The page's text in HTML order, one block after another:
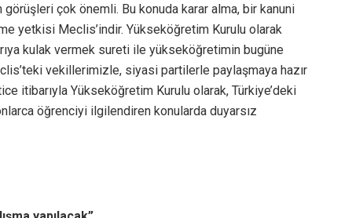
çok önemli. Bu konuda karar alma, bir kanuni
yetkisi Meclis’indir. Yükseköğretim Kurulu olarak
kulak vermek sureti ile yükseköğretimin bugüne
vekillerimizle, siyasi partilerle paylaşmaya hazır
itibarıyla Yükseköğretim Kurulu olarak, Türkiye’deki
öğrenciyi ilgilendiren konularda duyarsız